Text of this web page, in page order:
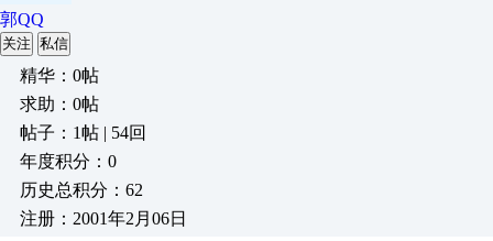
郭QQ
关注 私信
精华：0帖
求助：0帖
帖子：1帖 | 54回
年度积分：0
历史总积分：62
注册：2001年2月06日